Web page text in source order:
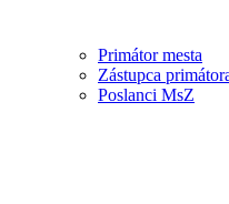
Primátor mesta
Zástupca
Poslanci MsZ